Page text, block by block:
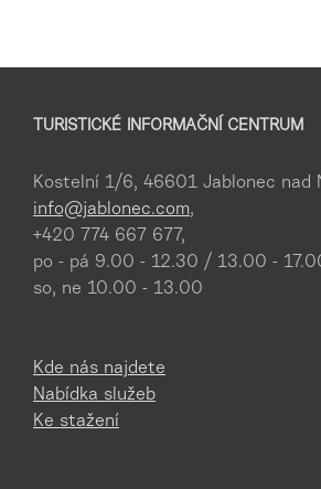
TURISTICKÉ INFORMAČNÍ CENTRUM
Kostelní 1/6, 46601 Jablonec nad
info@jablonec.com,
+420 774 667 677,
po - pá 9.00 - 12.30 / 13.00 -
so, ne 10.00 - 13.00
Kde nás najdete
Nabídka služeb
Ke stažení